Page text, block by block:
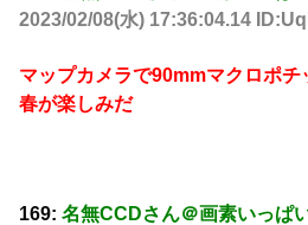
2023/02/08(水) 17:36:04.14
マップカメラで90mmマクロポチ
春が楽しみだ
169: 名無CCDさん＠画素いっぱ